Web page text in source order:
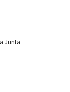
Junta